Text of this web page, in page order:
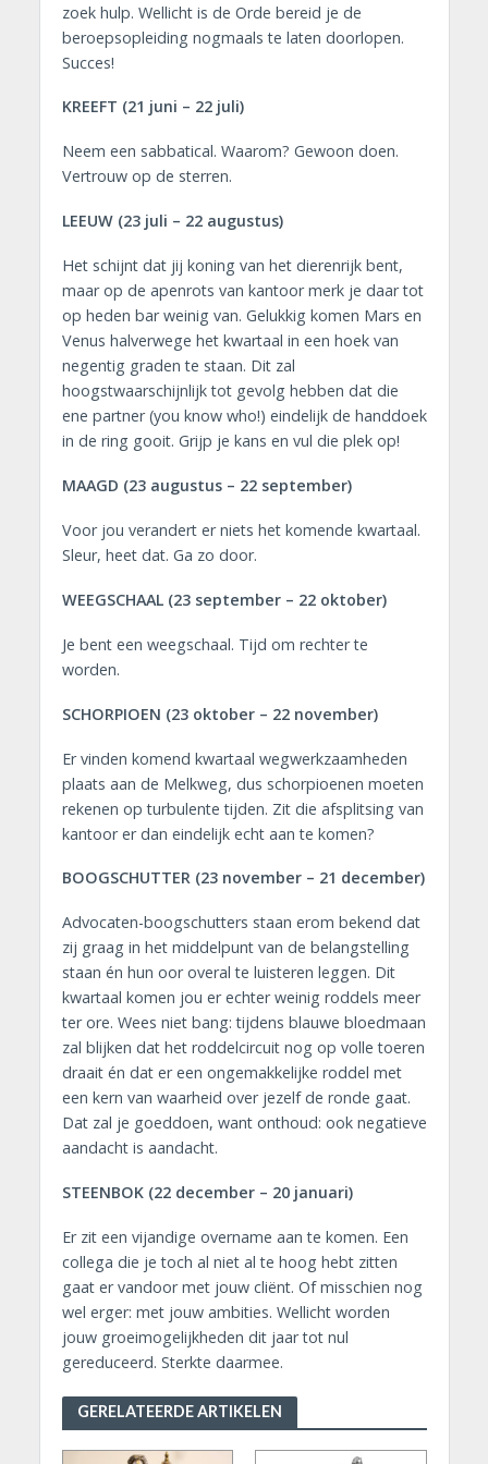
zoek hulp. Wellicht is de Orde bereid je de
beroepsopleiding nogmaals te laten doorlopen.
Succes!
KREEFT (21 juni – 22 juli)
Neem een sabbatical. Waarom? Gewoon doen.
Vertrouw op de sterren.
LEEUW (23 juli – 22 augustus)
Het schijnt dat jij koning van het dierenrijk bent,
maar op de apenrots van kantoor merk je daar tot
op heden bar weinig van. Gelukkig komen Mars en
Venus halverwege het kwartaal in een hoek van
negentig graden te staan. Dit zal
hoogstwaarschijnlijk tot gevolg hebben dat die
ene partner (you know who!) eindelijk de handdoek
in de ring gooit. Grijp je kans en vul die plek op!
MAAGD (23 augustus – 22 september)
Voor jou verandert er niets het komende kwartaal.
Sleur, heet dat. Ga zo door.
WEEGSCHAAL (23 september – 22 oktober)
Je bent een weegschaal. Tijd om rechter te
worden.
SCHORPIOEN (23 oktober – 22 november)
Er vinden komend kwartaal wegwerkzaamheden
plaats aan de Melkweg, dus schorpioenen moeten
rekenen op turbulente tijden. Zit die afsplitsing van
kantoor er dan eindelijk echt aan te komen?
BOOGSCHUTTER (23 november – 21 december)
Advocaten-boogschutters staan erom bekend dat
zij graag in het middelpunt van de belangstelling
staan én hun oor overal te luisteren leggen. Dit
kwartaal komen jou er echter weinig roddels meer
ter ore. Wees niet bang: tijdens blauwe bloedmaan
zal blijken dat het roddelcircuit nog op volle toeren
draait én dat er een ongemakkelijke roddel met
een kern van waarheid over jezelf de ronde gaat.
Dat zal je goeddoen, want onthoud: ook negatieve
aandacht is aandacht.
STEENBOK (22 december – 20 januari)
Er zit een vijandige overname aan te komen. Een
collega die je toch al niet al te hoog hebt zitten
gaat er vandoor met jouw cliënt. Of misschien nog
wel erger: met jouw ambities. Wellicht worden
jouw groeimogelijkheden dit jaar tot nul
gereduceerd. Sterkte daarmee.
GERELATEERDE ARTIKELEN